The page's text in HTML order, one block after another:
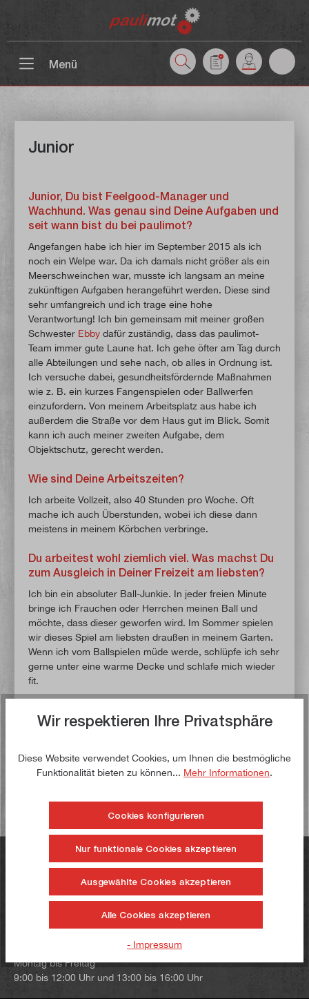
Menü
Junior
Junior, Du bist Feelgood-Manager und
Wachhund. Was genau sind Deine Aufgaben und
seit wann bist du bei paulimot?
Angefangen habe ich hier im September 2015 als ich
noch ein Welpe war. Da ich damals nicht größer als ein
Meerschweinchen war, musste ich langsam an meine
zukünftigen Aufgaben herangeführt werden. Diese sind
sehr umfangreich und ich trage eine hohe
Verantwortung! Ich bin gemeinsam mit meiner großen
Schwester Ebby dafür zuständig, dass das paulimot-
Team immer gute Laune hat. Ich gehe öfter am Tag durch
alle Abteilungen und sehe nach, ob alles in Ordnung ist.
Ich versuche dabei, gesundheitsfördernde Maßnahmen
wie z. B. ein kurzes Fangenspielen oder Ballwerfen
einzufordern. Von meinem Arbeitsplatz aus habe ich
außerdem die Straße vor dem Haus gut im Blick. Somit
kann ich auch meiner zweiten Aufgabe, dem
Objektschutz, gerecht werden.
Wie sind Deine Arbeitszeiten?
Ich arbeite Vollzeit, also 40 Stunden pro Woche. Oft
mache ich auch Überstunden, wobei ich diese dann
meistens in meinem Körbchen verbringe.
Du arbeitest wohl ziemlich viel. Was machst Du
zum Ausgleich in Deiner Freizeit am liebsten?
Ich bin ein absoluter Ball-Junkie. In jeder freien Minute
bringe ich Frauchen oder Herrchen meinen Ball und
möchte, dass dieser geworfen wird. Im Sommer spielen
wir dieses Spiel am liebsten draußen in meinem Garten.
Wenn ich vom Ballspielen müde werde, schlüpfe ich sehr
gerne unter eine warme Decke und schlafe mich wieder
fit.
interessanten Einblicke in Deinen beruflichen Alltag bei
Zurück
Haben Sie noch Fragen?
+49 731 23232
Montag bis Freitag
9:00 bis 12:00 Uhr und 13:00 bis 16:00 Uhr
Wir respektieren Ihre Privatsphäre
Diese Website verwendet Cookies, um Ihnen die bestmögliche
Funktionalität bieten zu können... Mehr Informationen.
Cookies konfigurieren
Nur funktionale Cookies akzeptieren
Ausgewählte Cookies akzeptieren
Alle Cookies akzeptieren
- Impressum